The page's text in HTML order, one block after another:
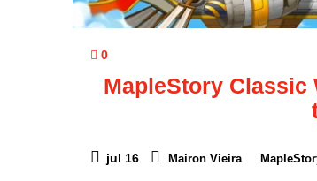
0
MapleStory
jul 16 Mairon Vieira